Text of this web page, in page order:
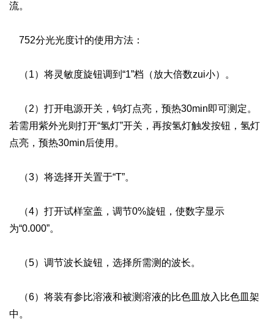
流。
752分光光度计的使用方法：
（1）将灵敏度旋钮调到“1”档（放大倍数zui小）。
（2）打开电源开关，钨灯点亮，预热30min即可测定。
若需用紫外光则打开“氢灯”开关，再按氢灯触发按钮，氢灯
点亮，预热30min后使用。
（3）将选择开关置于“T”。
（4）打开试样室盖，调节0%旋钮，使数字显示
为“0.000”。
（5）调节波长旋钮，选择所需测的波长。
（6）将装有参比溶液和被测溶液的比色皿放入比色皿架
中。